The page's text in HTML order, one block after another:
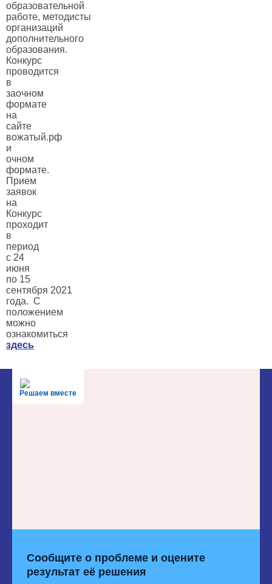
образовательной
работе, методисты
организаций
дополнительного
образования.
Конкурс
проводится
в
заочном
формате
на
сайте
вожатый.рф
и
очном
формате.
Прием
заявок
на
Конкурс
проходит
в
период
с 24
июня
по 15
сентября 2021
года. С
положением
можно
ознакомиться
здесь
Решаем вместе
Сообщите о проблеме и оцените
результат её решения